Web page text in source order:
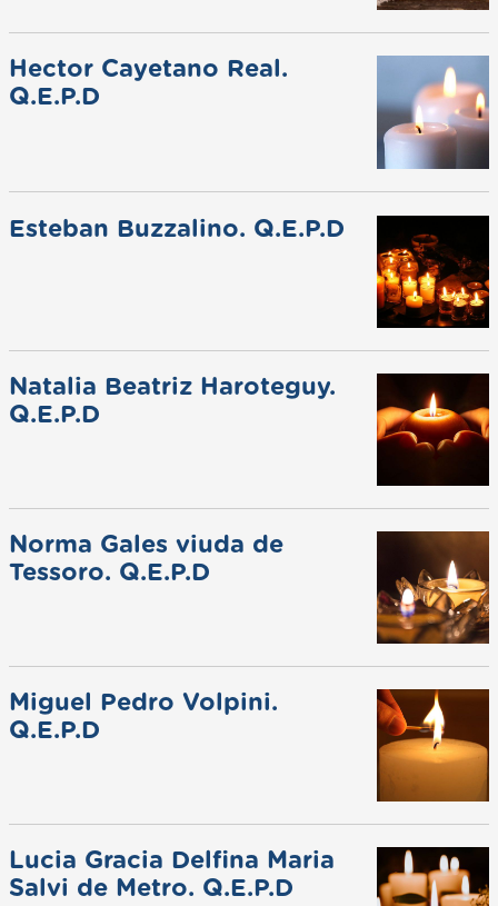
Hector Cayetano Real.
Q.E.P.D
Esteban Buzzalino. Q.E.P.D
Natalia Beatriz Haroteguy.
Q.E.P.D
Norma Gales viuda de
Tessoro. Q.E.P.D
Miguel Pedro Volpini.
Q.E.P.D
Lucia Gracia Delfina Maria
Salvi de Metro. Q.E.P.D